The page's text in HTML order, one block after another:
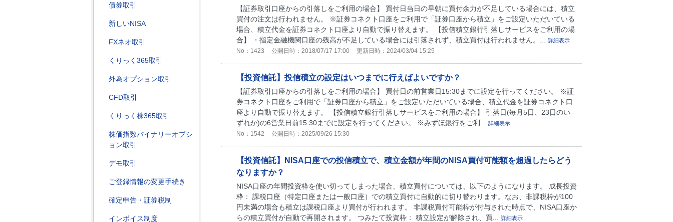
債券取引
新しいNISA
FXネオ取引
くりっく365取引
外為オプション取引
CFD取引
くりっく株365取引
株価指数バイナリーオプシ
ョン取引
デモ取引
ご登録情報の変更手続き
確定申告・証券税制
インボイス制度
【証券取引口座からの引落しをご利用の場合】 買付日当日の早朝に買付余力が不足している場合には、積立
買付の注文は行われません。 ※証券コネクト口座をご利用で「証券口座から積立」をご設定いただいている
場合、積立代金を証券コネクト口座より自動で振り替えます。 【投信積立銀行引落しサービスをご利用の場
合】 ・指定金融機関口座の残高が不足している場合には引落されず、積立買付は行われません。...
詳細表示
No：1423 公開日時：2018/07/17 17:00 更新日時：2024/03/04 15:25
【投資信託】投信積立の設定はいつまでに行えばよいですか？
【証券取引口座からの引落しをご利用の場合】 買付日の前営業日15:30までに設定を行ってください。 ※証
券コネクト口座をご利用で「証券口座から積立」をご設定いただいている場合、積立代金を証券コネクト口
座より自動で振り替えます。 【投信積立銀行引落しサービスをご利用の場合】 引落日(毎月5日、23日のい
ずれか)の6営業日前15:30までに設定を行ってください。 ※みずほ銀行をご利...
詳細表示
No：1542 公開日時：2025/09/26 15:30
【投資信託】NISA口座での投信積立で、積立金額が年間のNISA買付可能額を超過したらどう
なりますか？
NISA口座の年間投資枠を使い切ってしまった場合、積立買付については、以下のようになります。 成長投資
枠： 課税口座（特定口座または一般口座）での積立買付に自動的に切り替わります。なお、非課税枠が100
円未満の場合も積立は課税口座より買付が行われます。 非課税買付可能枠が付与された時点で、NISA口座か
らの積立買付が自動で再開されます。 つみたて投資枠： 積立設定が解除され、買...
詳細表示